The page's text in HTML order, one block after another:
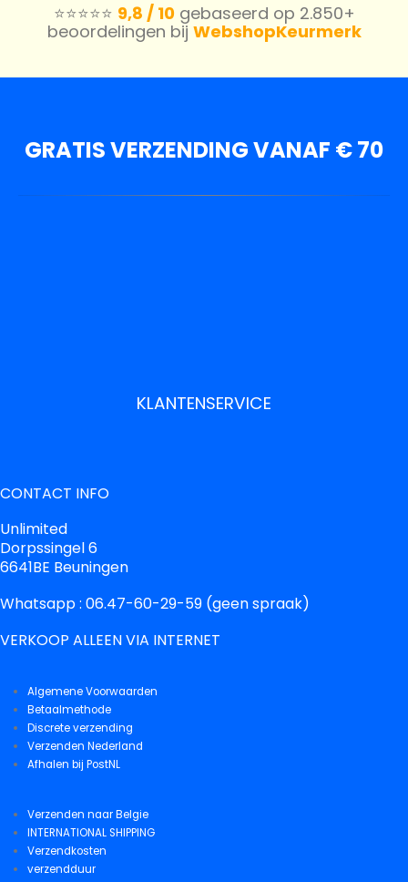
⭐️⭐️⭐️⭐️⭐️ 9,8 / 10gebaseerd op 2.850+
beoordelingen bij WebshopKeurmerk
GRATIS VERZENDING VANAF € 70
KLANTENSERVICE
CONTACT INFO
Unlimited
Dorpssingel 6
6641BE Beuningen
Whatsapp : 06.47-60-29-59 (geen spraak)
VERKOOP ALLEEN VIA INTERNET
Algemene Voorwaarden
Betaalmethode
Discrete verzending
Verzenden Nederland
Afhalen bij PostNL
Verzenden naar Belgie
INTERNATIONAL SHIPPING
Verzendkosten
verzendduur